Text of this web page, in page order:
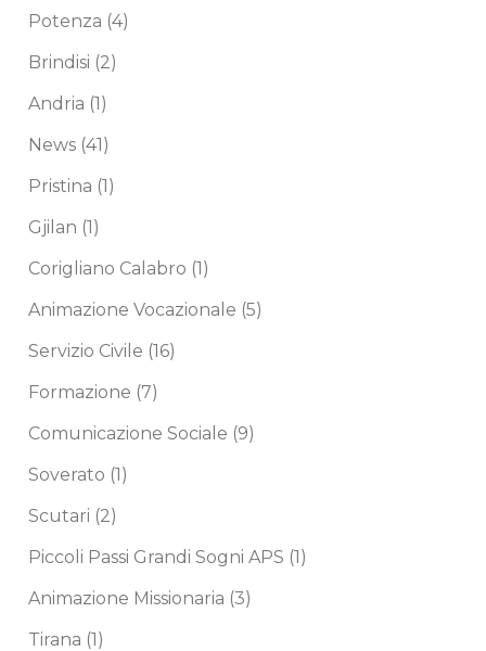
Potenza (4)
Brindisi (2)
Andria (1)
News (41)
Pristina (1)
Gjilan (1)
Corigliano Calabro (1)
Animazione Vocazionale (5)
Servizio Civile (16)
Formazione (7)
Comunicazione Sociale (9)
Soverato (1)
Scutari (2)
Piccoli Passi Grandi Sogni APS (1)
Animazione Missionaria (3)
Tirana (1)